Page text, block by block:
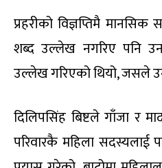
प्रहरीको विज्ञप्तिमै
शब्द उल्लेख नगरिए पनि
उल्लेख गरिएको थियो, जसले
दिलिपसिंह बिष्टले गाँजा र
परिवारकै महिला सदस्यलाई